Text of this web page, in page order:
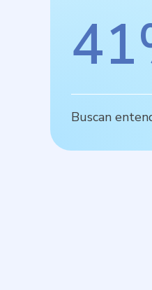
41
Buscan